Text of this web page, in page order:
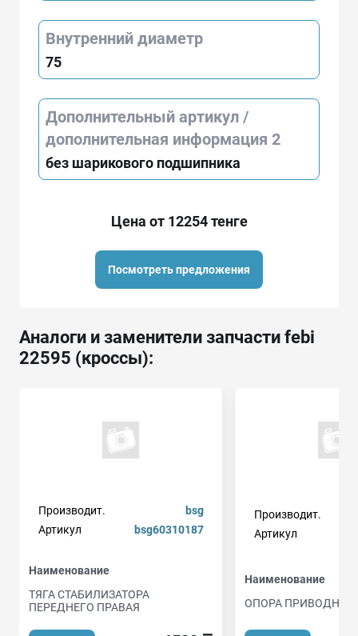
Внутренний диаметр
75
Дополнительный артикул /
дополнительная информация 2
без шарикового подшипника
Цена от 12254 тенге
Посмотреть предложения
Аналоги и заменители запчасти febi
22595 (кроссы):
Производит.
bsg
Артикул
bsg60310187
Наименование
ТЯГА СТАБИЛИЗАТОРА
ПЕРЕДНЕГО ПРАВАЯ
Производит.
Артикул
Наименование
ОПОРА